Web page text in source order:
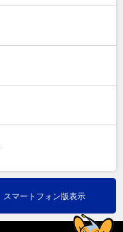
スマートフォン版表示